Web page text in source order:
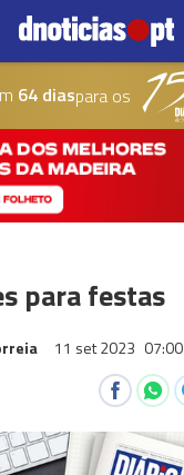
64 diaspara os
para festas
11 set 2023 07:00